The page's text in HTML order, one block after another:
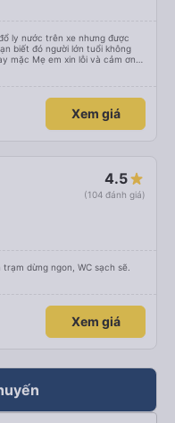
ly nước trên xe nhưng được
biết đó người lớn tuổi không
mặc Mẹ em xin lỗi và cảm ơn
Xem giá
4.5
(104 đánh giá)
dừng ngon, WC sạch sẽ.
Xem giá